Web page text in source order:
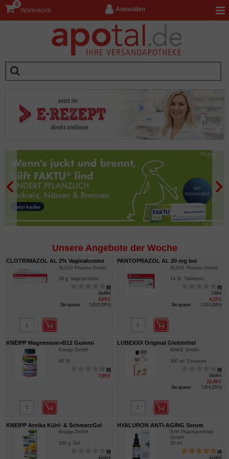
Anmelden
Warenkorb
0
__
Unsere Angebote der Woche
CLOTRIMAZOL AL 2% Vaginalcreme
ALIUD Pharma GmbH
20g Vaginalcreme
0
10,48 €
4,65 €
Sie sparen 5,83 € (56%)
PANTOPRAZOL AL 20 mg bei
Sodbr.magensaftres.Tabl.ALIUD Pharma GmbH
14 St Tabletten,
0
7,94 €
4,15 €
Sie sparen 3,79 € (48%)
KNEIPP Magnesium+B12 Gummi
Himbeer
Kneipp GmbH
60 St
0
7,99 €
LUBEXXX Original Gleitmittel
Emuls.v.Ärzten empf.MAKE GmbH
300 ml
Emulsion
0
29,95 €
22,49 €
Sie sparen 7,46 € (25%)
KNEIPP Arnika Kühl- & SchmerzGel
Kneipp GmbH
100g Gel
0
11,99 €
HYALURON ANTI-AGING Serum
proYoung mit BienengiftS+H Pharmavertrieb
GmbH
30 ml
4
17,99 €